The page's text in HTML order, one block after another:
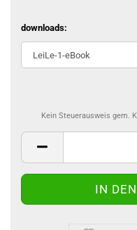
downloads:
Kein Steuerausweis gem.